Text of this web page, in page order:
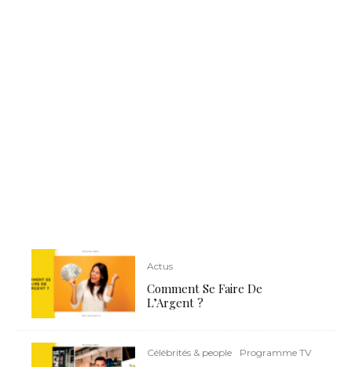
Actus
Comment Se Faire De
L’Argent ?
Célébrités & people Programme TV